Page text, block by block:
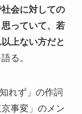
会に対しての
っていて、若
上ない方だと
る。
れず」の作詞
事変」のメン